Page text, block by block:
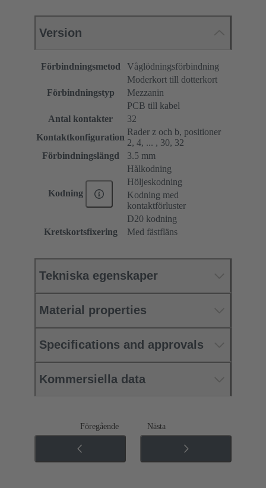
Version
Förbindningsmetod Våglödningsförbindning
Förbindningstyp
Moderkort till dotterkort
Mezzanin
PCB till kabel
Antal kontakter
32
Kontaktkonfiguration
Rader z och b, positioner
2, 4, ... , 30, 32
Förbindningslängd
3.5 mm
Kodning
Hålkodning
Höljeskodning
Kodning med
kontaktförluster
D20 kodning
Kretskortsfixering
Med fästfläns
Tekniska egenskaper
Material properties
Specifications and approvals
Kommersiella data
Föregående Nästa